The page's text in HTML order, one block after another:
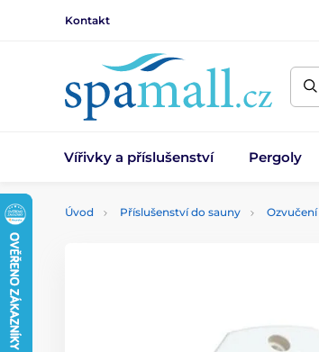
Kontakt
Vířivky a příslušenství Pergoly
Úvod Příslušenství do sauny